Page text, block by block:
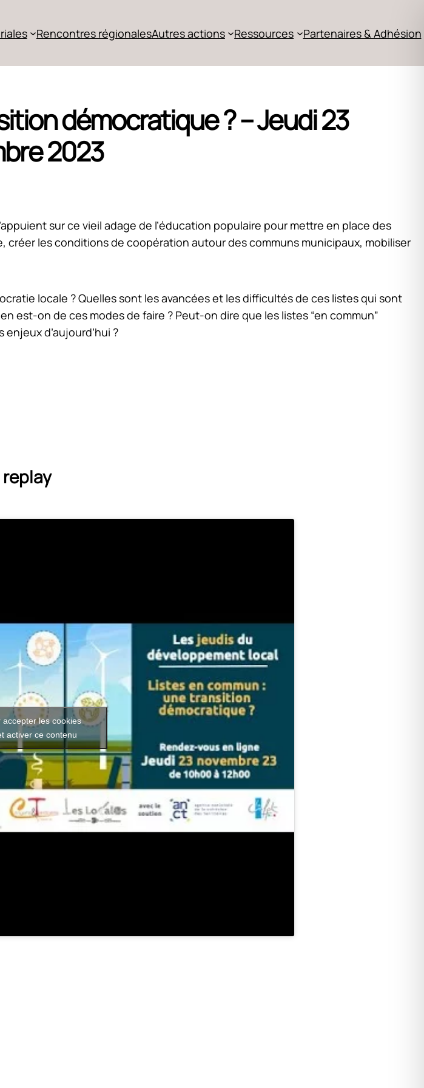
Rencontres régionalesAutres actions Ressources Partenaires & Adhésion
démocratique ? – Jeudi 23
2023
sur ce vieil adage de l’éducation populaire pour mettre en place des
les conditions de coopération autour des communs municipaux, mobiliser
locale ? Quelles sont les avancées et les difficultés de ces listes qui sont
est-on de ces modes de faire ? Peut-on dire que les listes “en commun”
d’aujourd’hui ?
replay
accepter les cookies
activer ce contenu